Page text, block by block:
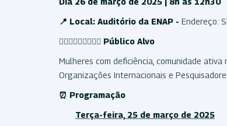
📍 Local: Auditório da ENAP - Endereço:
🙋🏻‍♀‍🙋🏽‍♂‍🙋🏼‍♀‍ Público Alvo
Mulheres com deficiência, comunidade
Organizações Internacionais e
⏰ Programação
Terça-feira, 25 de março de 2025